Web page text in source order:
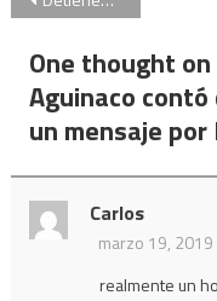
de
entradas
One thought on
Aguinaco
un mensaje por
Carlos
marzo 19,
realmente un